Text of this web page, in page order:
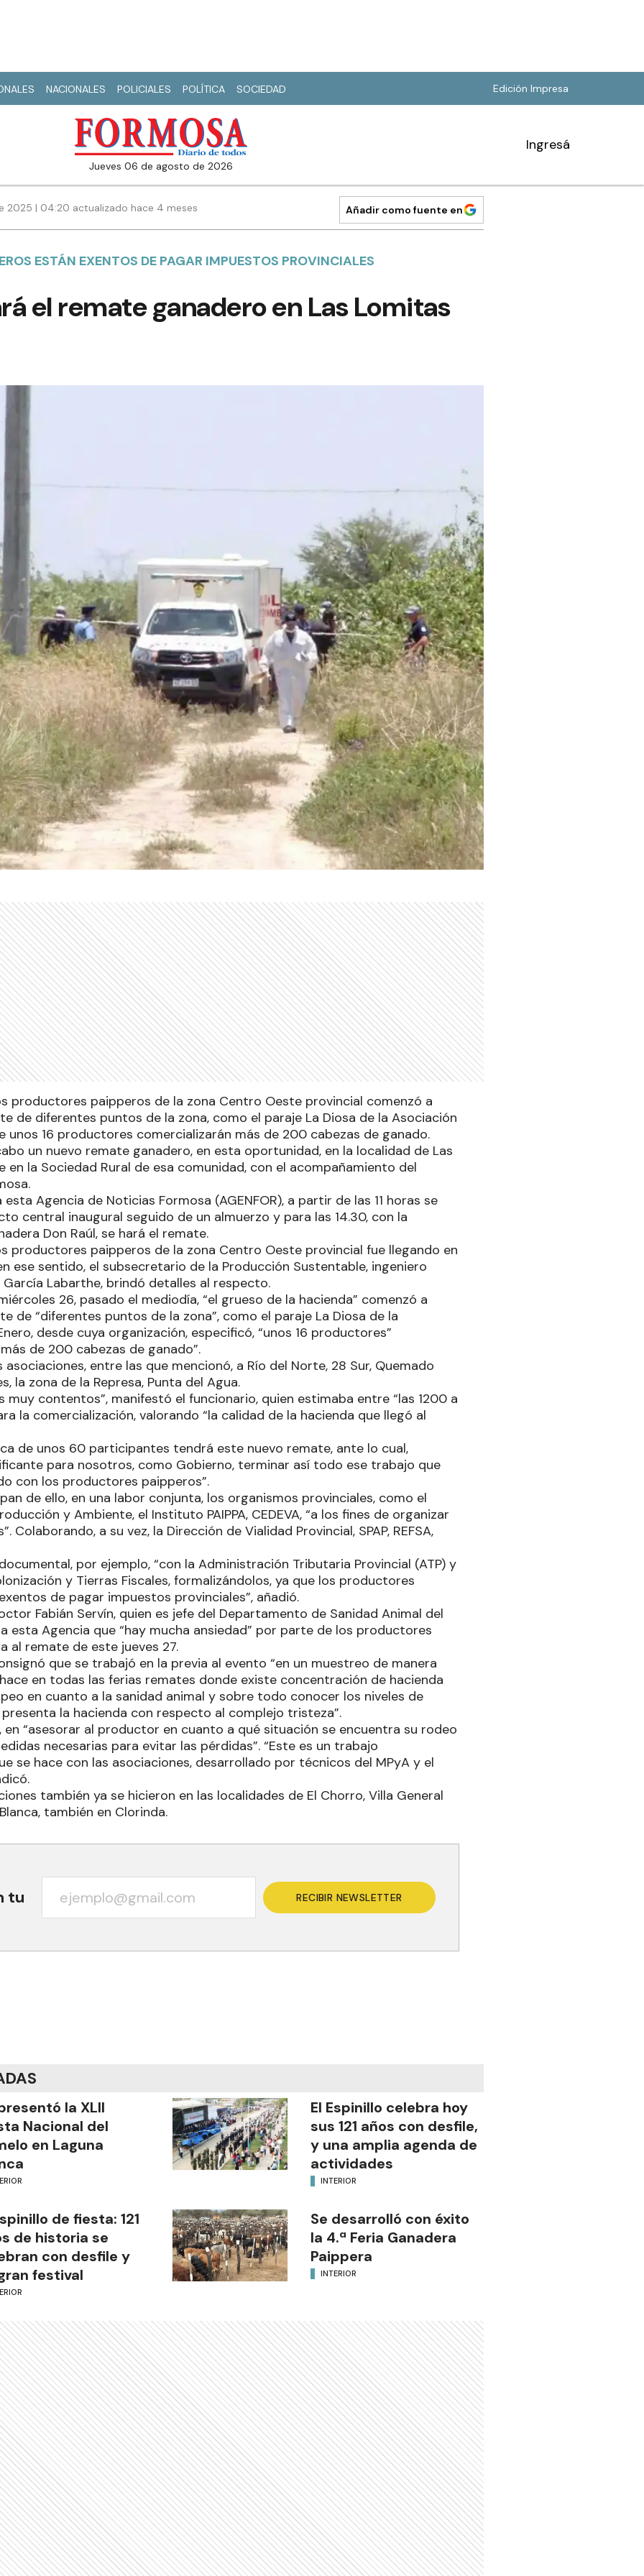
NACIONALES POLICIALES POLÍTICA SOCIEDAD Edición Impresa
jueves 06 de agosto de 2026
Ingresá
2025 | 04:20 actualizado hace 4 meses Añadir como fuente en
ESTÁN EXENTOS DE PAGAR IMPUESTOS PROVINCIALES
el remate ganadero en Las Lomitas
productores paipperos de la zona Centro Oeste provincial comenzó a
de diferentes puntos de la zona, como el paraje La Diosa de la Asociación
unos 16 productores comercializarán más de 200 cabezas de ganado.
un nuevo remate ganadero, en esta oportunidad, en la localidad de Las
en la Sociedad Rural de esa comunidad, con el acompañamiento del
Agencia de Noticias Formosa (AGENFOR), a partir de las 11 horas se
central inaugural seguido de un almuerzo y para las 14.30, con la
Don Raúl, se hará el remate.
productores paipperos de la zona Centro Oeste provincial fue llegando en
ese sentido, el subsecretario de la Producción Sustentable, ingeniero
García Labarthe, brindó detalles al respecto.
26, pasado el mediodía, “el grueso de la hacienda” comenzó a
de “diferentes puntos de la zona”, como el paraje La Diosa de la
desde cuya organización, especificó, “unos 16 productores”
de 200 cabezas de ganado”.
entre las que mencionó, a Río del Norte, 28 Sur, Quemado
la zona de la Represa, Punta del Agua.
muy contentos”, manifestó el funcionario, quien estimaba entre “las 1200 a
la comercialización, valorando “la calidad de la hacienda que llegó al
de unos 60 participantes tendrá este nuevo remate, ante lo cual,
para nosotros, como Gobierno, terminar así todo ese trabajo que
con los productores paipperos”.
de ello, en una labor conjunta, los organismos provinciales, como el
y Ambiente, el Instituto PAIPPA, CEDEVA, “a los fines de organizar
Colaborando, a su vez, la Dirección de Vialidad Provincial, SPAP, REFSA,
por ejemplo, “con la Administración Tributaria Provincial (ATP) y
y Tierras Fiscales, formalizándolos, ya que los productores
de pagar impuestos provinciales”, añadió.
Fabián Servín, quien es jefe del Departamento de Sanidad Animal del
esta Agencia que “hay mucha ansiedad” por parte de los productores
al remate de este jueves 27.
que se trabajó en la previa al evento “en un muestreo de manera
en todas las ferias remates donde existe concentración de hacienda
en cuanto a la sanidad animal y sobre todo conocer los niveles de
la hacienda con respecto al complejo tristeza”.
“asesorar al productor en cuanto a qué situación se encuentra su rodeo
necesarias para evitar las pérdidas”. “Este es un trabajo
se hace con las asociaciones, desarrollado por técnicos del MPyA y el
también ya se hicieron en las localidades de El Chorro, Villa General
también en Clorinda.
tu RECIBIR NEWSLETTER
la XLII
Nacional del
en Laguna
El Espinillo celebra hoy
sus 121 años con desfile,
y una amplia agenda de
actividades
INTERIOR
de fiesta: 121
de historia se
con desfile y
festival
Se desarrolló con éxito
la 4.ª Feria Ganadera
Paippera
INTERIOR